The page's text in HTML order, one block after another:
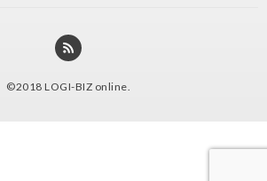
©2018 LOGI-BIZ online